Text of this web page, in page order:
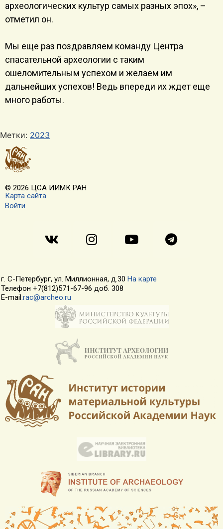
археологических культур самых разных эпох», –
отметил он.
Мы еще раз поздравляем команду Центра
спасательной археологии с таким
ошеломительным успехом и желаем им
дальнейших успехов! Ведь впереди их ждет еще
много работы.
Метки: 2023
© 2026 ЦСА ИИМК РАН
Карта сайта
Войти
г. С-Петербург, ул. Миллионная, д.30 На карте
Телефон +7(812)571-67-96 доб. 308
E-mail:rac@archeo.ru